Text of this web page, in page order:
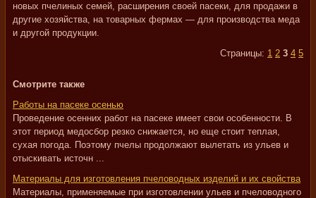
новых пчелиных семей, расширения своей пасеки, для продажи в
другие хозяйства, на товарных фермах — для производства меда
и другой продукции.
Страницы: 1 2 3 4 5
Смотрите также
Работы на пасеке осенью
Проведение осенних работ на пасеке имеет свои особенности. В
этот период медосбор резко снижается, но еще стоит теплая,
сухая погода. Поэтому пчелы продолжают вылетать из ульев и
отыскивать источн ...
Материалы для изготовления пчеловодных изделий и их свойства
Материалы, применяемые при изготовлении ульев и пчеловодного